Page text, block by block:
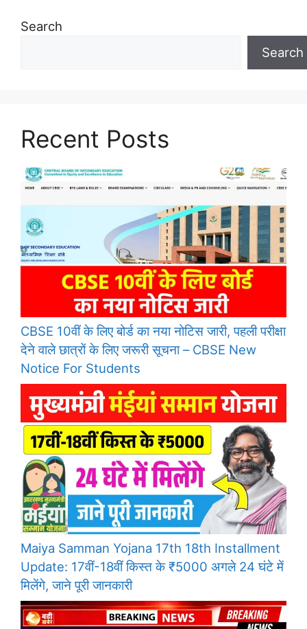
Search
Search
Recent Posts
CBSE 10वीं के लिए बोर्ड का नया नोटिस जारी, पहली परीक्षा
देने वाले छात्रों के लिए जरूरी सूचना – CBSE New
Notice For Students
Maiya Samman Yojana 17th 18th Installment
Update: 17वीं-18वीं किस्त के ₹5000 अगले 24 घंटे में
मिलेंगे, जाने पूरी जानकारी